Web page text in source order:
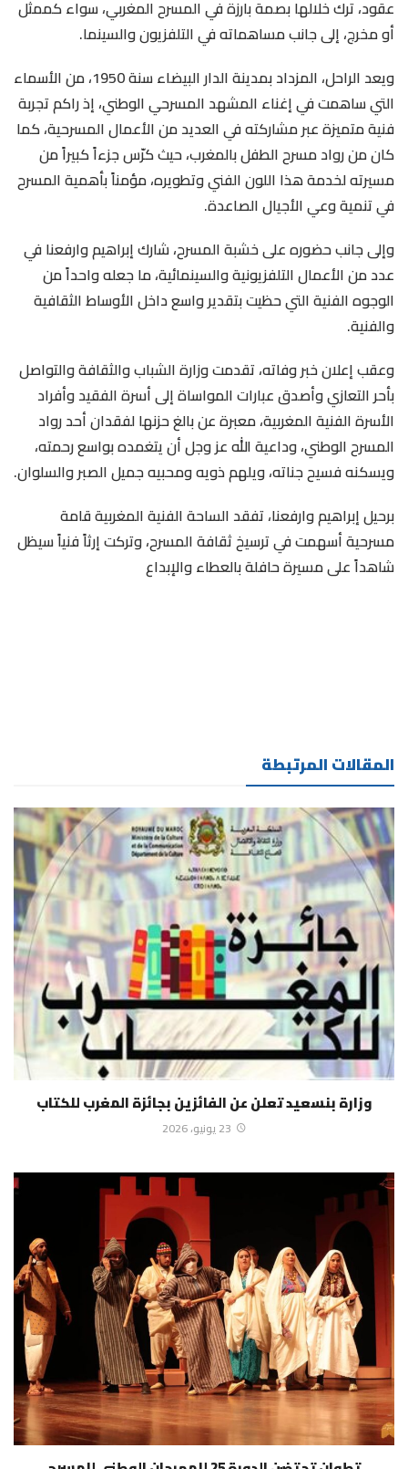
عقود، ترك خلالها بصمة بارزة في المسرح المغربي، سواء كممثل
أو مخرج، إلى جانب مساهماته في التلفزيون والسينما.
ويعد الراحل، المزداد بمدينة الدار البيضاء سنة 1950، من الأسماء
التي ساهمت في إغناء المشهد المسرحي الوطني، إذ راكم تجربة
فنية متميزة عبر مشاركته في العديد من الأعمال المسرحية، كما
كان من رواد مسرح الطفل بالمغرب، حيث كرّس جزءاً كبيراً من
مسيرته لخدمة هذا اللون الفني وتطويره، مؤمناً بأهمية المسرح
في تنمية وعي الأجيال الصاعدة.
وإلى جانب حضوره على خشبة المسرح، شارك إبراهيم وارفعنا في
عدد من الأعمال التلفزيونية والسينمائية، ما جعله واحداً من
الوجوه الفنية التي حظيت بتقدير واسع داخل الأوساط الثقافية
والفنية.
وعقب إعلان خبر وفاته، تقدمت وزارة الشباب والثقافة والتواصل
بأحر التعازي وأصدق عبارات المواساة إلى أسرة الفقيد وأفراد
الأسرة الفنية المغربية، معبرة عن بالغ حزنها لفقدان أحد رواد
المسرح الوطني، وداعية الله عز وجل أن يتغمده بواسع رحمته،
ويسكنه فسيح جناته، ويلهم ذويه ومحبيه جميل الصبر والسلوان.
برحيل إبراهيم وارفعنا، تفقد الساحة الفنية المغربية قامة
مسرحية أسهمت في ترسيخ ثقافة المسرح، وتركت إرثاً فنياً سيظل
شاهداً على مسيرة حافلة بالعطاء والإبداع
المقالات المرتبطة
وزارة بنسعيد تعلن عن الفائزين بجائزة المغرب للكتاب
23 يونيو، 2026